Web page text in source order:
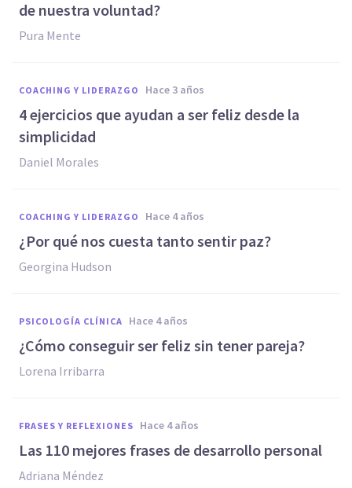
de nuestra voluntad?
Pura Mente
COACHING Y LIDERAZGO hace 3 años
4 ejercicios que ayudan a ser feliz desde la
simplicidad
Daniel Morales
COACHING Y LIDERAZGO hace 4 años
¿Por qué nos cuesta tanto sentir paz?
Georgina Hudson
PSICOLOGÍA CLÍNICA hace 4 años
¿Cómo conseguir ser feliz sin tener pareja?
Lorena Irribarra
FRASES Y REFLEXIONES hace 4 años
Las 110 mejores frases de desarrollo personal
Adriana Méndez